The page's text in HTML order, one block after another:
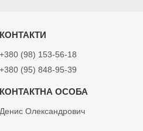
+380 (98) 153-56-18
+380 (95) 848-95-39
Денис Олександрович